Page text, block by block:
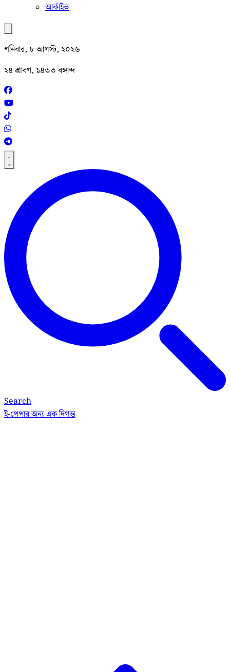
আর্কাইভ
শনিবার, ৮ আগস্ট, ২০২৬
২৪ শ্রাবণ, ১৪৩৩ বঙ্গাব্দ
Search
ই-পেপারঅন্য এক দিগন্ত